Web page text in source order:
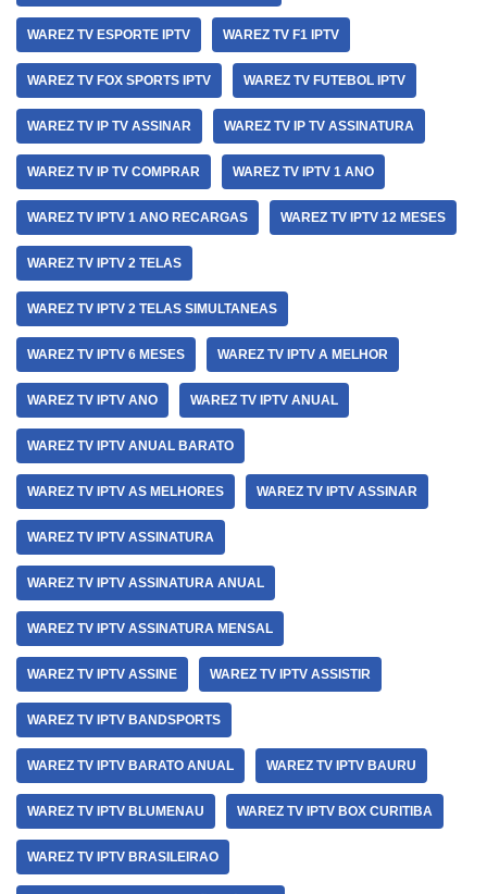
WAREZ TV ESPORTE IPTV WAREZ TV F1 IPTV
WAREZ TV FOX SPORTS IPTV WAREZ TV FUTEBOL IPTV
WAREZ TV IP TV ASSINAR WAREZ TV IP TV ASSINATURA
WAREZ TV IP TV COMPRAR WAREZ TV IPTV 1 ANO
WAREZ TV IPTV 1 ANO RECARGAS WAREZ TV IPTV 12 MESES
WAREZ TV IPTV 2 TELAS
WAREZ TV IPTV 2 TELAS SIMULTANEAS
WAREZ TV IPTV 6 MESES WAREZ TV IPTV A MELHOR
WAREZ TV IPTV ANO WAREZ TV IPTV ANUAL
WAREZ TV IPTV ANUAL BARATO
WAREZ TV IPTV AS MELHORES WAREZ TV IPTV ASSINAR
WAREZ TV IPTV ASSINATURA
WAREZ TV IPTV ASSINATURA ANUAL
WAREZ TV IPTV ASSINATURA MENSAL
WAREZ TV IPTV ASSINE WAREZ TV IPTV ASSISTIR
WAREZ TV IPTV BANDSPORTS
WAREZ TV IPTV BARATO ANUAL WAREZ TV IPTV BAURU
WAREZ TV IPTV BLUMENAU WAREZ TV IPTV BOX CURITIBA
WAREZ TV IPTV BRASILEIRAO